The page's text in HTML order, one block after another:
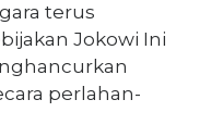
terus
Jokowi Ini
perlahan-